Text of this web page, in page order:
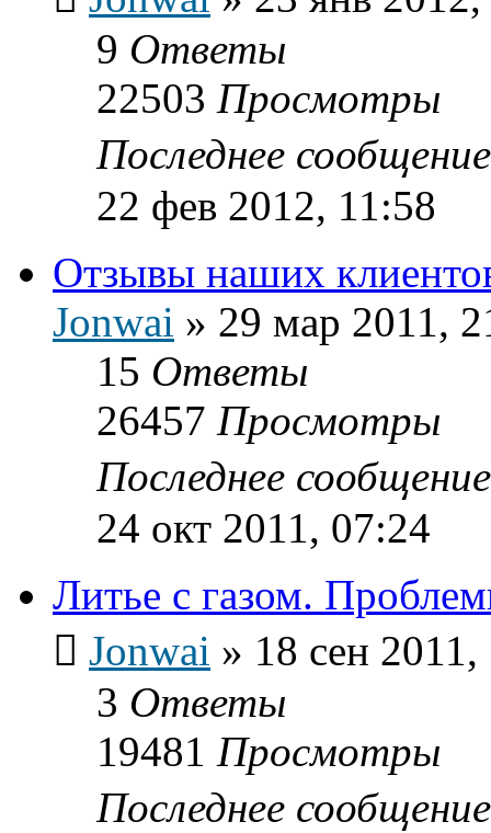
9 Ответы
22503 Просмотры
Последнее
22 фев 2012, 11:58
Отзывы наших
Jonwai » 29 мар 2011,
15 Ответы
26457 Просмотры
Последнее
24 окт 2011, 07:24
Литье с газом.
Jonwai » 18 сен
3 Ответы
19481 Просмотры
Последнее